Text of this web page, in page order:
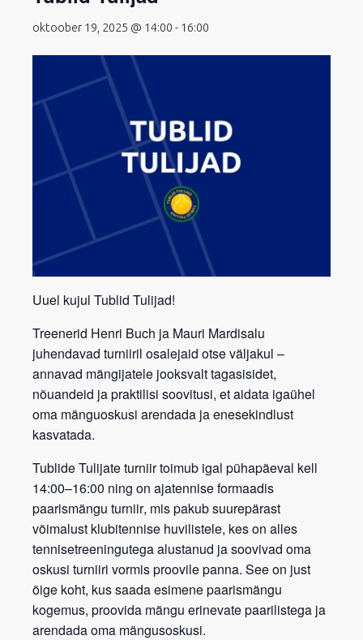
oktoober 19, 2025 @ 14:00 - 16:00
Uuel kujul Tublid Tulijad!
Treenerid Henri Buch ja Mauri Mardisalu
juhendavad turniiril osalejaid otse väljakul –
annavad mängijatele jooksvalttagasisidet,
nõuandeid ja praktilisi soovitusi, et aidata igaühel
oma mänguoskusi arendada ja enesekindlust
kasvatada.
Tublide Tulijate turniirtoimub igal pühapäeval kell
14:00–16:00 ning on ajatennise formaadis
paarismängu turniir, mis pakub suurepärast
võimalust klubitennise huvilistele, kes on alles
tennisetreeningutega alustanud ja soovivad oma
oskusi turniiri vormis proovile panna. See on just
õige koht, kus saada esimene paarismängu
kogemus, proovida mängu erinevate paarilistega ja
arendada oma mängusoskusi.